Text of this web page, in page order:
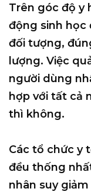
Trên góc độ y
động sinh học
đối tượng,
lượng. Việc
người dùng
hợp với tất cả
thì không.
Các tổ chức y
đều thống
nhân suy